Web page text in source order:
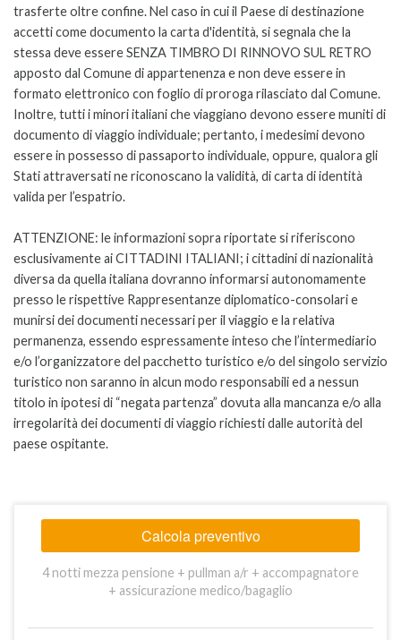
trasferte oltre confine. Nel caso in cui il Paese di destinazione
accetti come documento la carta d'identità, si segnala che la
stessa deve essere SENZA TIMBRO DI RINNOVO SUL RETRO
apposto dal Comune di appartenenza e non deve essere in
formato elettronico con foglio di proroga rilasciato dal Comune.
Inoltre, tutti i minori italiani che viaggiano devono essere muniti di
documento di viaggio individuale; pertanto, i medesimi devono
essere in possesso di passaporto individuale, oppure, qualora gli
Stati attraversati ne riconoscano la validità, di carta di identità
valida per l’espatrio.
ATTENZIONE: le informazioni sopra riportate si riferiscono
esclusivamente ai CITTADINI ITALIANI; i cittadini di nazionalità
diversa da quella italiana dovranno informarsi autonomamente
presso le rispettive Rappresentanze diplomatico-consolari e
munirsi dei documenti necessari per il viaggio e la relativa
permanenza, essendo espressamente inteso che l’intermediario
e/o l’organizzatore del pacchetto turistico e/o del singolo servizio
turistico non saranno in alcun modo responsabili ed a nessun
titolo in ipotesi di “negata partenza” dovuta alla mancanza e/o alla
irregolarità dei documenti di viaggio richiesti dalle autorità del
paese ospitante.
Calcola preventivo
4 notti mezza pensione + pullman a/r + accompagnatore
+ assicurazione medico/bagaglio